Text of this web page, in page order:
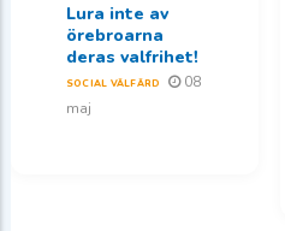
Lura inte av
örebroarna
deras valfrihet!
SOCIAL VÄLFÄRD
08
maj